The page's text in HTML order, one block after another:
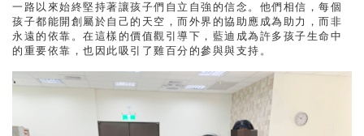
一路以來始終堅持著讓孩子們自立自強的信念。他們相信，每個
孩子都能開創屬於自己的天空，而外界的協助應成為助力，而非
永遠的依靠。在這樣的價值觀引導下，藍迪成為許多孩子生命中
的重要依靠，也因此吸引了雞百分的參與與支持。